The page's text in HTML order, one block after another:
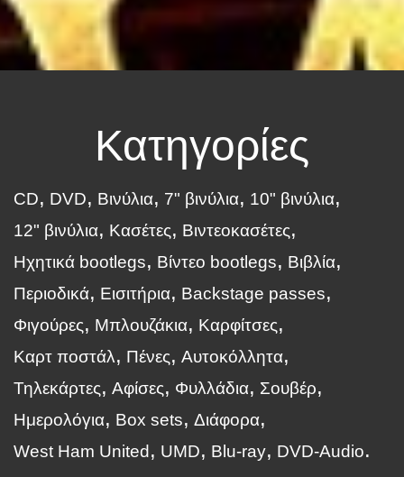
Κατηγορίες
CD DVD Βινύλια 7" βινύλια
10" βινύλια
12" βινύλια
Κασέτες
Βιντεοκασέτες
Ηχητικά bootlegs
Βίντεο bootlegs
Βιβλία
Περιοδικά
Εισιτήρια
Backstage passes
Φιγούρες
Μπλουζάκια
Καρφίτσες
Καρτ ποστάλ
Πένες
Αυτοκόλλητα
Τηλεκάρτες
Αφίσες Φυλλάδια
Σουβέρ
Ημερολόγια
Box sets
Διάφορα
West Ham United
UMD Blu-ray DVD-Audio